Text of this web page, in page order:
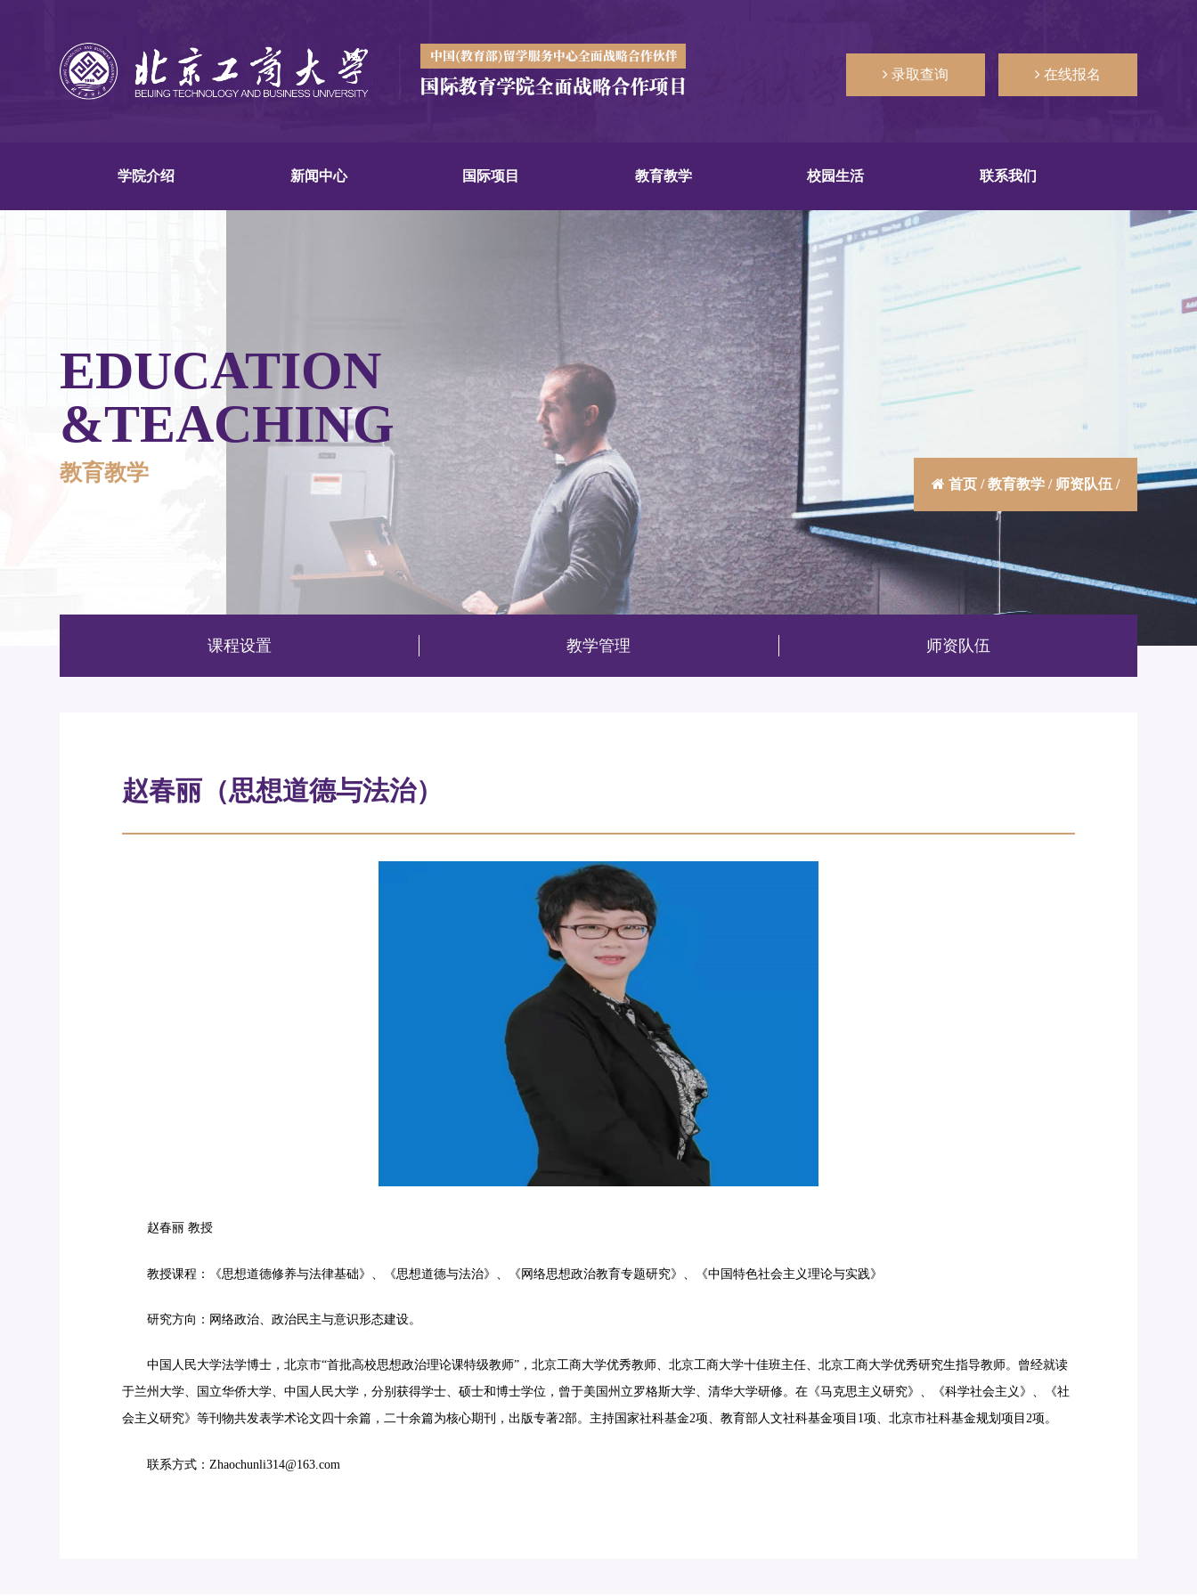
录取查询 在线报名
学院介绍 新闻中心 国际项目 教育教学 校园生活 联系我们
EDUCATION
&TEACHING
教育教学 首页/教育教学/ 师资队伍 /
课程设置 教学管理 师资队伍
赵春丽（思想道德与法治）
赵春丽 教授
教授课程：《思想道德修养与法律基础》、《思想道德与法治》、《网络思想政治教育专题研究》、《中国特色社会主义理论与实践》
研究方向 ： 网络政治、政治民主与意识形态建设。
中国人民大学法学博士，北京市“首批高校思想政治理论课特级教师”，北京工商大学优秀教师、北京工商大学十佳班主任、北京工商大学优秀研究生指导教师。曾经就读
于兰州大学、国立华侨大学、中国人民大学，分别获得学士、硕士和博士学位，曾于美国州立罗格斯大学、清华大学研修。在《马克思主义研究》、《科学社会主义》、《社
会主义研究》等刊物共发表学术论文四十余篇，二十余篇为核心期刊，出版专著2部。主持国家社科基金2项、教育部人文社科基金项目1项、北京市社科基金规划项目2项。
联系方式：Zhaochunli314@163.com